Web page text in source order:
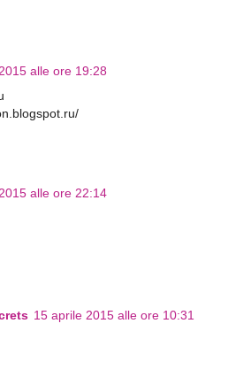
alle ore 19:28
alle ore 22:14
15 aprile 2015 alle ore 10:31